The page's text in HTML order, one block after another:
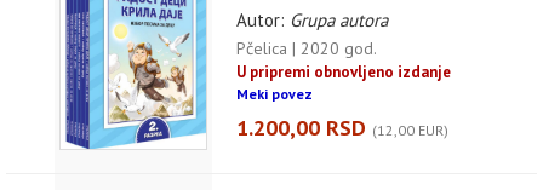
школе
Autor: Grupa autora
Pčelica | 2020 god.
U pripremi obnovljeno izdanje
Meki povez
1.200,00 RSD (12,00 EUR)